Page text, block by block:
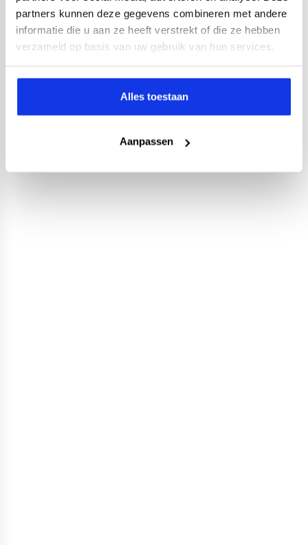
partners kunnen deze gegevens combineren met andere
informatie die u aan ze heeft verstrekt of die ze hebben
verzameld op basis van uw gebruik van hun services.
Alles toestaan
Aanpassen